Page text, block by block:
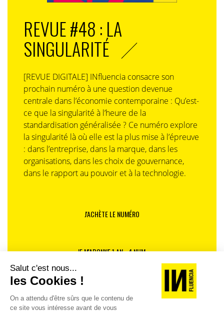
REVUE #48 : LA
SINGULARITÉ
[REVUE DIGITALE] INfluencia consacre son
prochain numéro à une question devenue
centrale dans l’économie contemporaine : Qu’est-
ce que la singularité à l’heure de la
standardisation généralisée ? Ce numéro explore
la singularité là où elle est la plus mise à l’épreuve
: dans l’entreprise, dans la marque, dans les
organisations, dans les choix de gouvernance,
dans le rapport au pouvoir et à la technologie.
J'ACHÈTE LE NUMÉRO
JE M'ABONNE 1 AN - 4 NUM.
JE DÉCOUVRE LES NUMÉROS PRÉCÉDENTS